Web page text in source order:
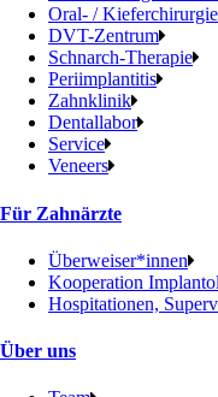
Oral- / Kieferchirurgie
DVT-Zentrum
Schnarch-Therapie
Periimplantitis
Zahnklinik
Dentallabor
Service
Veneers
Für Zahnärzte
Überweiser*innen
Kooperation
Hospitationen,
Über uns